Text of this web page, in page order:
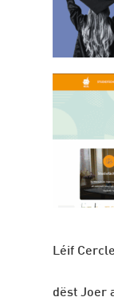
Léif
dëst Joer